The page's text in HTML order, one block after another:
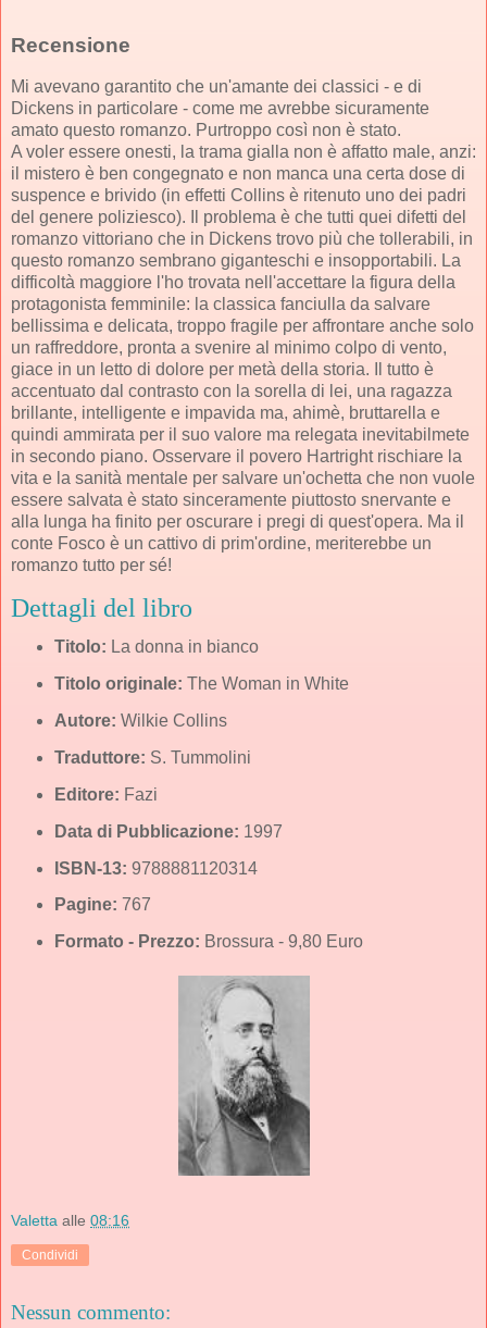
Recensione
Mi avevano garantito che un'amante dei classici - e di
Dickens in particolare - come me avrebbe sicuramente
amato questo romanzo. Purtroppo così non è stato.
A voler essere onesti, la trama gialla non è affatto male, anzi:
il mistero è ben congegnato e non manca una certa dose di
suspence e brivido (in effetti Collins è ritenuto uno dei padri
del genere poliziesco). Il problema è che tutti quei difetti del
romanzo vittoriano che in Dickens trovo più che tollerabili, in
questo romanzo sembrano giganteschi e insopportabili. La
difficoltà maggiore l'ho trovata nell'accettare la figura della
protagonista femminile: la classica fanciulla da salvare
bellissima e delicata, troppo fragile per affrontare anche solo
un raffreddore, pronta a svenire al minimo colpo di vento,
giace in un letto di dolore per metà della storia. Il tutto è
accentuato dal contrasto con la sorella di lei, una ragazza
brillante, intelligente e impavida ma, ahimè, bruttarella e
quindi ammirata per il suo valore ma relegata inevitabilmete
in secondo piano. Osservare il povero Hartright rischiare la
vita e la sanità mentale per salvare un'ochetta che non vuole
essere salvata è stato sinceramente piuttosto snervante e
alla lunga ha finito per oscurare i pregi di quest'opera. Ma il
conte Fosco è un cattivo di prim'ordine, meriterebbe un
romanzo tutto per sé!
Dettagli del libro
Titolo: La donna in bianco
Titolo originale: The Woman in White
Autore: Wilkie Collins
Traduttore: S. Tummolini
Editore: Fazi
Data di Pubblicazione: 1997
ISBN-13: 9788881120314
Pagine: 767
Formato - Prezzo: Brossura - 9,80 Euro
Valetta alle 08:16
Condividi
Nessun commento: